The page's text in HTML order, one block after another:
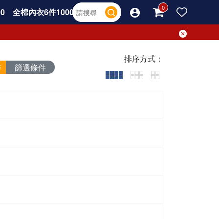
全棉內衣6件1000
篩選條件
排序方式：